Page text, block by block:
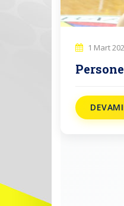
1 Mart